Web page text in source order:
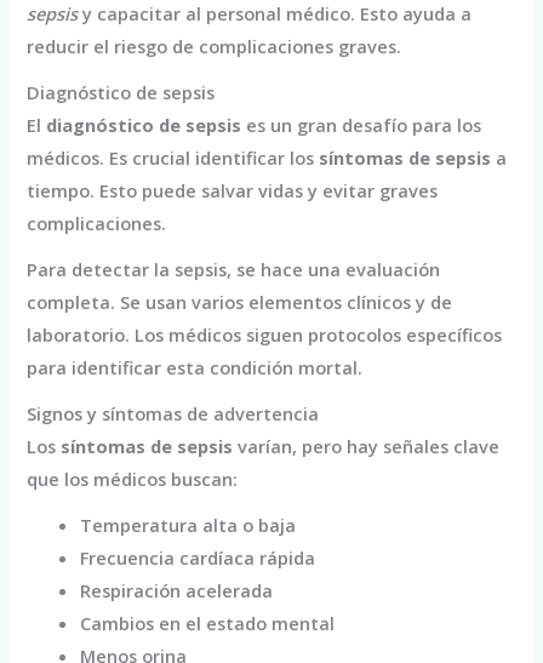
sepsisy capacitar al personal médico. Esto ayuda a
reducir el riesgo de complicaciones graves.
Diagnóstico de sepsis
El diagnóstico de sepsis es un gran desafío para los
médicos. Es crucial identificar los síntomas de sepsis a
tiempo. Esto puede salvar vidas y evitar graves
complicaciones.
Para detectar la sepsis, se hace una evaluación
completa. Se usan varios elementos clínicos y de
laboratorio. Los médicos siguen protocolos específicos
para identificar esta condición mortal.
Signos y síntomas de advertencia
Los síntomas de sepsis varían, pero hay señales clave
que los médicos buscan:
Temperatura alta o baja
Frecuencia cardíaca rápida
Respiración acelerada
Cambios en el estado mental
Menos orina